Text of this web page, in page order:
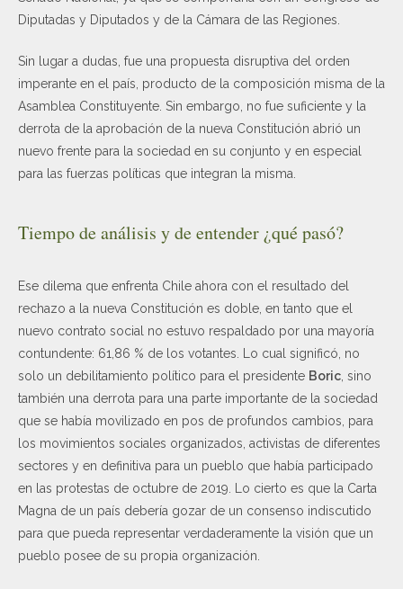
Diputadas y Diputados y de la Cámara de las Regiones.
Sin lugar a dudas, fue una propuesta disruptiva del orden
imperante en el país, producto de la composición misma de la
Asamblea Constituyente. Sin embargo, no fue suficiente y la
derrota de la aprobación de la nueva Constitución abrió un
nuevo frente para la sociedad en su conjunto y en especial
para las fuerzas políticas que integran la misma.
Tiempo de análisis y de entender ¿qué pasó?
Ese dilema que enfrenta Chile ahora con el resultado del
rechazo a la nueva Constitución es doble, en tanto que el
nuevo contrato social no estuvo respaldado por una mayoría
contundente: 61,86 % de los votantes. Lo cual significó, no
solo un debilitamiento político para el presidente Boric, sino
también una derrota para una parte importante de la sociedad
que se había movilizado en pos de profundos cambios, para
los movimientos sociales organizados, activistas de diferentes
sectores y en definitiva para un pueblo que había participado
en las protestas de octubre de 2019. Lo cierto es que la Carta
Magna de un país debería gozar de un consenso indiscutido
para que pueda representar verdaderamente la visión que un
pueblo posee de su propia organización.